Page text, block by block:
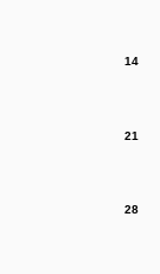
14
21
28